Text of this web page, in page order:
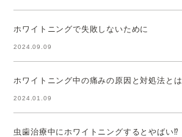
ホワイトニングで失敗しないために
2024.09.09
ホワイトニング中の痛みの原因と対処法とは
2024.01.09
虫歯治療中にホワイトニングするとやばい⁉